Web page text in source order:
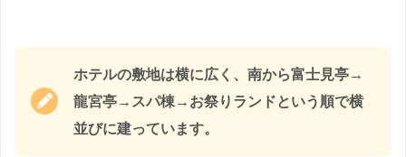
ホテルの敷地は横に広く、南から富士見亭→
龍宮亭→スパ棟→お祭りランドという順で横
並びに建っています。